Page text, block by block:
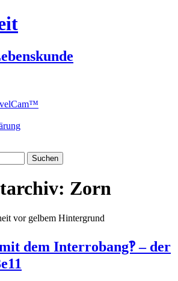
Zorn
dem Interrobang‽ – der